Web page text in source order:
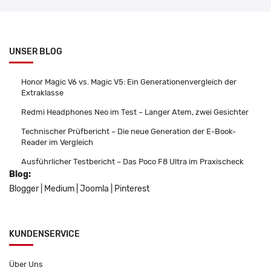
UNSER BLOG
Honor Magic V6 vs. Magic V5: Ein Generationenvergleich der
Extraklasse
Redmi Headphones Neo im Test – Langer Atem, zwei Gesichter
Technischer Prüfbericht – Die neue Generation der E-Book-
Reader im Vergleich
Ausführlicher Testbericht – Das Poco F8 Ultra im Praxischeck
Blog:
Blogger
Medium Joomla Pinterest
KUNDENSERVICE
Über Uns